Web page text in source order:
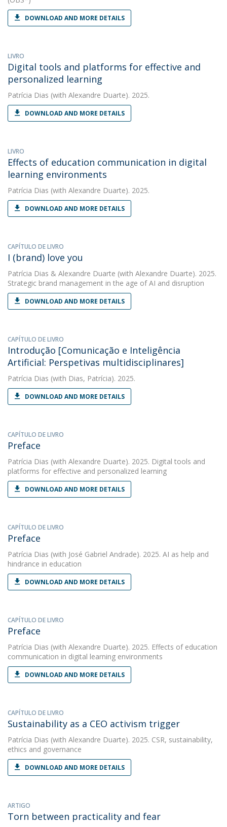
DOWNLOAD AND MORE DETAILS
LIVRO
Digital tools and platforms for effective and
personalized learning
Patrícia Dias (with Alexandre Duarte). 2025.
DOWNLOAD AND MORE DETAILS
LIVRO
Effects of education communication in digital
learning environments
Patrícia Dias (with Alexandre Duarte). 2025.
DOWNLOAD AND MORE DETAILS
CAPÍTULO DE LIVRO
I (brand) love you
Patrícia Dias & Alexandre Duarte (with Alexandre Duarte). 2025.
Strategic brand management in the age of AI and disruption
DOWNLOAD AND MORE DETAILS
CAPÍTULO DE LIVRO
Introdução [Comunicação e Inteligência
Artificial: Perspetivas multidisciplinares]
Patrícia Dias (with Dias, Patrícia). 2025.
DOWNLOAD AND MORE DETAILS
CAPÍTULO DE LIVRO
Preface
Patrícia Dias (with Alexandre Duarte). 2025. Digital tools and
platforms for effective and personalized learning
DOWNLOAD AND MORE DETAILS
CAPÍTULO DE LIVRO
Preface
Patrícia Dias (with José Gabriel Andrade). 2025. AI as help and
hindrance in education
DOWNLOAD AND MORE DETAILS
CAPÍTULO DE LIVRO
Preface
Patrícia Dias (with Alexandre Duarte). 2025. Effects of education
communication in digital learning environments
DOWNLOAD AND MORE DETAILS
CAPÍTULO DE LIVRO
Sustainability as a CEO activism trigger
Patrícia Dias (with Alexandre Duarte). 2025. CSR, sustainability,
ethics and governance
DOWNLOAD AND MORE DETAILS
ARTIGO
Torn between practicality and fear